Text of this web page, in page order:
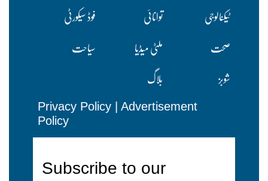
ٹیکنالوجی
توانائی
فوڈ سیکورٹی
صحت
ملٹی میڈیا
سیاحت
شوبز
بلاگ
Privacy Policy
Advertisement
Policy
Subscribe to our